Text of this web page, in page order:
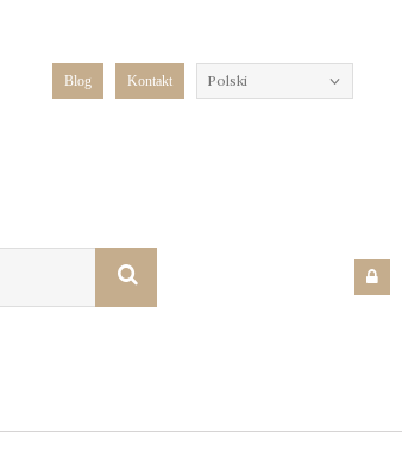
Polski
Blog Kontakt